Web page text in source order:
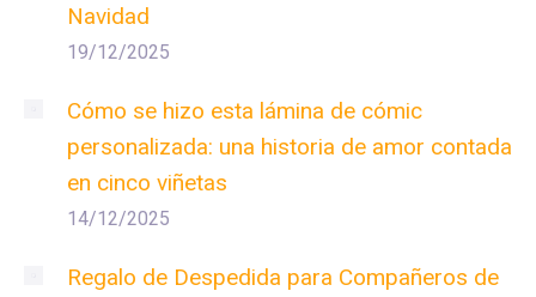
Navidad
19/12/2025
Cómo se hizo esta lámina de cómic
personalizada: una historia de amor contada
en cinco viñetas
14/12/2025
Regalo de Despedida para Compañeros de